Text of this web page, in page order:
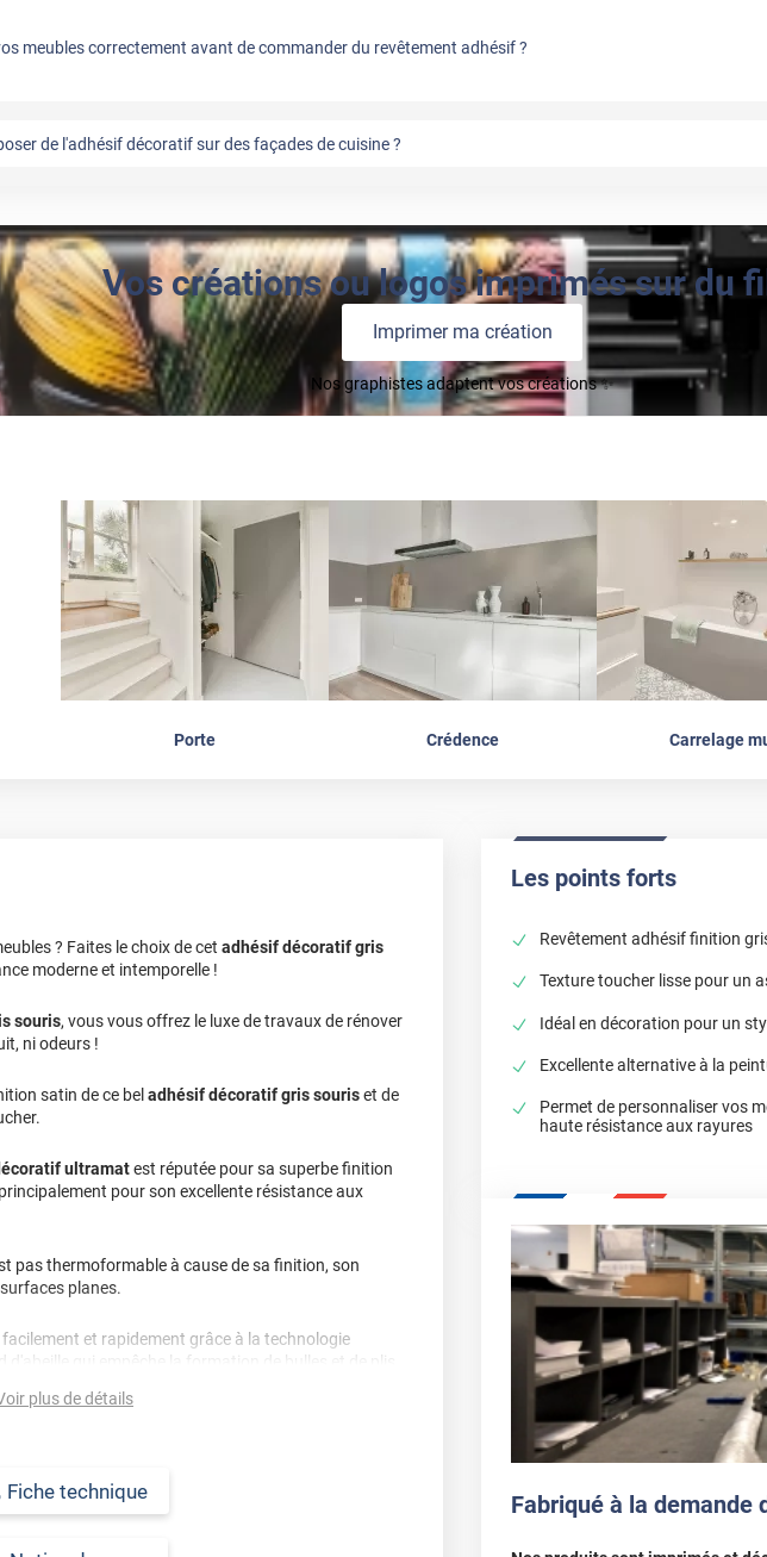
meubles correctement avant de commander du revêtement adhésif ?
de l'adhésif décoratif sur des façades de cuisine ?
Vos créations ou logos imprimés sur du
Imprimer ma création
Nos graphistes adaptent vos créations ✨
Porte Crédence Carrelage
? Faites le choix de cet adhésif décoratif gris
moderne et intemporelle !
souris, vous vous offrez le luxe de travaux de rénover
ni odeurs !
satin de ce bel adhésif décoratif gris souriset de
ultramatest réputée pour sa superbe finition
pour son excellente résistance aux
pas thermoformable à cause de sa finition, son
planes.
et rapidement grâce à la technologie
d'abeille qui empêche la formation de bulles et de plis
et de son rendu véritable, nous vous conseillons de
plus de détails
Fiche technique
Les points forts
Revêtement adhésif finition
Texture toucher lisse pour un
Idéal en décoration pour un
Excellente alternative à la
Permet de personnaliser vos
haute résistance aux rayures
Fabriqué à la demande